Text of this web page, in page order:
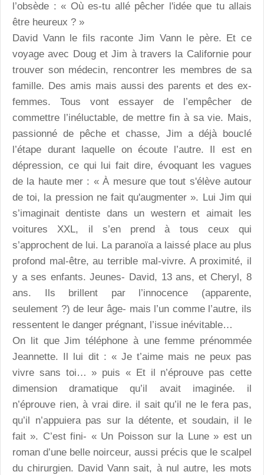
l’obsède : « Où es-tu allé pêcher l'idée que tu allais
être heureux ? »
David Vann le fils raconte Jim Vann le père. Et ce
voyage avec Doug et Jim à travers la Californie pour
trouver son médecin, rencontrer les membres de sa
famille. Des amis mais aussi des parents et des ex-
femmes. Tous vont essayer de l’empêcher de
commettre l’inéluctable, de mettre fin à sa vie. Mais,
passionné de pêche et chasse, Jim a déjà bouclé
l’étape durant laquelle on écoute l’autre. Il est en
dépression, ce qui lui fait dire, évoquant les vagues
de la haute mer : « À mesure que tout s'élève autour
de toi, la pression ne fait qu'augmenter ». Lui Jim qui
s’imaginait dentiste dans un western et aimait les
voitures XXL, il s’en prend à tous ceux qui
s’approchent de lui. La paranoïa a laissé place au plus
profond mal-être, au terrible mal-vivre. A proximité, il
y a ses enfants. Jeunes- David, 13 ans, et Cheryl, 8
ans. Ils brillent par l’innocence (apparente,
seulement ?) de leur âge- mais l’un comme l’autre, ils
ressentent le danger prégnant, l’issue inévitable…
On lit que Jim téléphone à une femme prénommée
Jeannette. Il lui dit : « Je t’aime mais ne peux pas
vivre sans toi… » puis « Et il n’éprouve pas cette
dimension dramatique qu’il avait imaginée. il
n’éprouve rien, à vrai dire. il sait qu’il ne le fera pas,
qu’il n’appuiera pas sur la détente, et soudain, il le
fait ». C’est fini- « Un Poisson sur la Lune » est un
roman d’une belle noirceur, aussi précis que le scalpel
du chirurgien. David Vann sait, à nul autre, les mots